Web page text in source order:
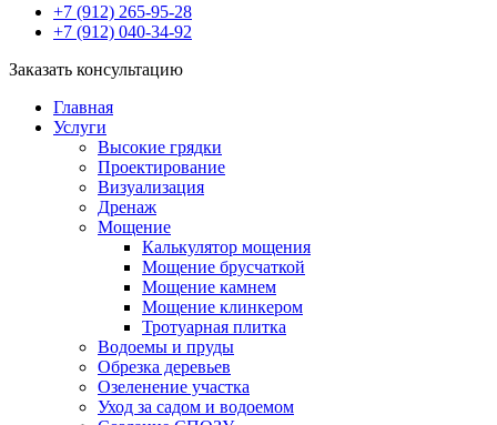
+7 (912) 265-95-28
+7 (912) 040-34-92
Заказать консультацию
Главная
Услуги
Высокие грядки
Проектирование
Визуализация
Дренаж
Мощение
Калькулятор мощения
Мощение брусчаткой
Мощение камнем
Мощение клинкером
Тротуарная плитка
Водоемы и пруды
Обрезка деревьев
Озеленение участка
Уход за садом и водоемом